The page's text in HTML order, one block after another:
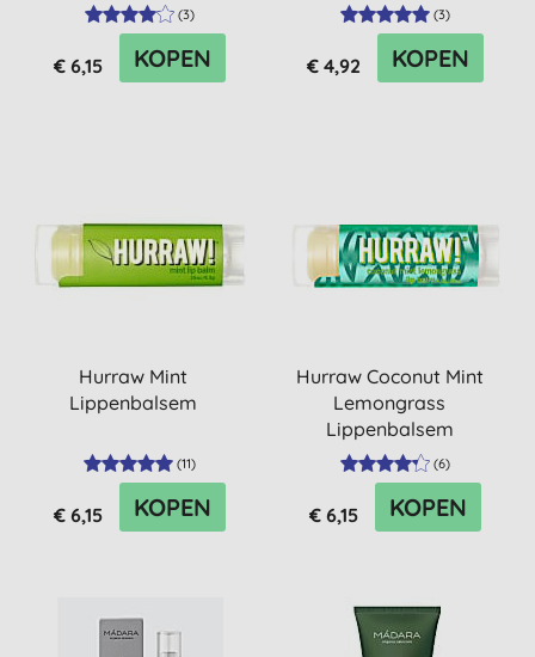
(3)
€ 6,15 KOPEN
(3)
€ 4,92 KOPEN
Hurraw Mint
Lippenbalsem
(11)
€ 6,15 KOPEN
Hurraw Coconut Mint
Lemongrass
Lippenbalsem
(6)
€ 6,15 KOPEN